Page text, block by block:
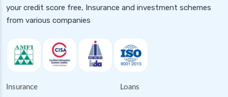
your credit score free, Insurance and investment schemes
from various companies
Insurance Loans